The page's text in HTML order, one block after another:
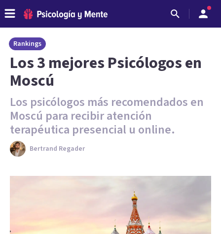
Rankings
Los 3 mejores Psicólogos en
Moscú
Los psicólogos más recomendados en
Moscú para recibir atención
terapéutica presencial u online.
Bertrand Regader